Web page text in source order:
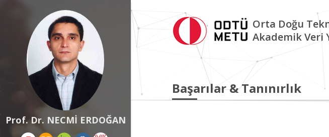
Prof. Dr. NECMİ ERDOĞAN
Orta Doğu
Akademik Veri
Başarılar & Tanınırlık